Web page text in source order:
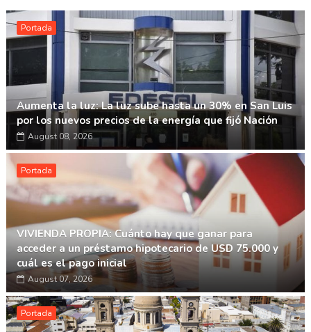
Portada
Aumenta la luz: La luz sube hasta un 30% en San Luis
por los nuevos precios de la energía que fijó Nación
August 08, 2026
Portada
VIVIENDA PROPIA: Cuánto hay que ganar para
acceder a un préstamo hipotecario de USD 75.000 y
cuál es el pago inicial
August 07, 2026
Portada